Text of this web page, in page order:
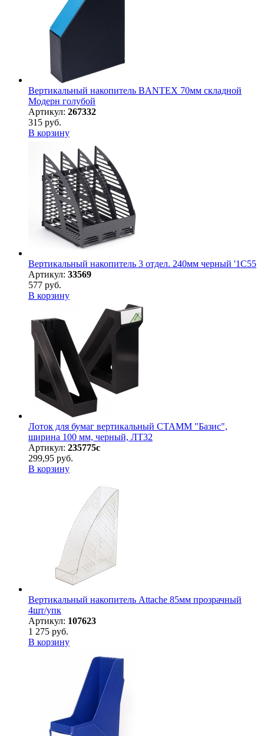
Вертикальный накопитель BANTEX 70мм складной
Модерн голубой
Артикул: 267332
315 руб.
В корзину
Вертикальный накопитель 3 отдел. 240мм черный '1С55
Артикул: 33569
577 руб.
В корзину
Лоток для бумаг вертикальный СТАММ "Базис",
ширина 100 мм, черный, ЛТ32
Артикул: 235775с
299,95 руб.
В корзину
Вертикальный накопитель Attache 85мм прозрачный
4шт/упк
Артикул: 107623
1 275 руб.
В корзину